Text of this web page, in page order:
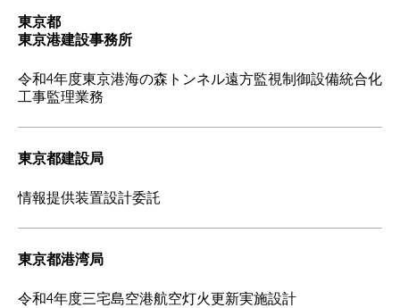
東京都
東京港建設事務所
令和4年度東京港海の森トンネル遠方監視制御設備統合化
工事監理業務
東京都建設局
情報提供装置設計委託
東京都港湾局
令和4年度三宅島空港航空灯火更新実施設計